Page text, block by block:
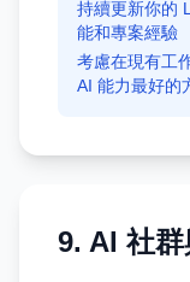
持續更新你的
能和專案經驗
考慮在現有工
AI 能力最好的
9. AI 社